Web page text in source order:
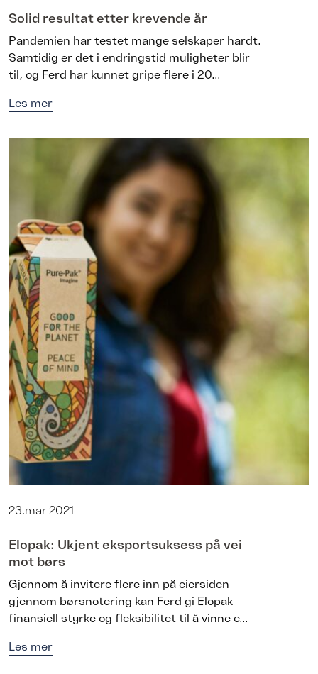
Solid resultat etter krevende år
Pandemien har testet mange selskaper hardt.
Samtidig er det i endringstid muligheter blir
til, og Ferd har kunnet gripe flere i 20...
Les mer
23.mar 2021
Elopak: Ukjent eksportsuksess på vei
mot børs
Gjennom å invitere flere inn på eiersiden
gjennom børsnotering kan Ferd gi Elopak
finansiell styrke og fleksibilitet til å vinne e...
Les mer